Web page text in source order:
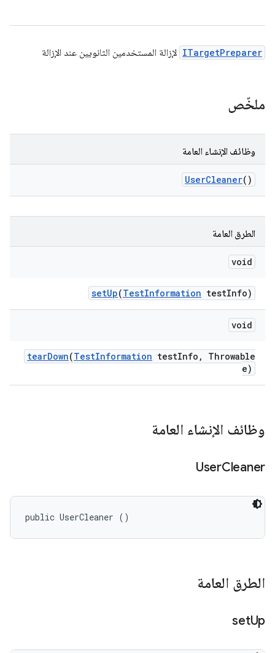
ITargetPreparer لإزالة المستخدمين الثانويين عند الإزالة
ملخّص
وظائف الإنشاء العامة
UserCleaner()
الطرق العامة
void
setUp(TestInformation testInfo)
void
tearDown(TestInformation testInfo ,
Throwable
e)
وظائف الإنشاء العامة
UserCleaner
public UserCleaner ()
الطرق العامة
setUp